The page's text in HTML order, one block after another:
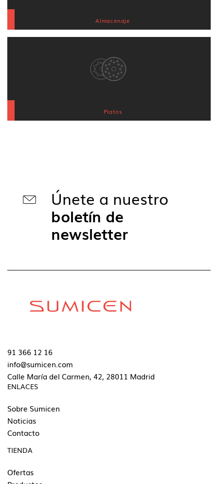
Almacenaje
Platos
Únete a nuestro
boletín de
newsletter
91 366 12 16
info@sumicen.com
Calle María del Carmen, 42, 28011 Madrid
ENLACES
Sobre Sumicen
Noticias
Contacto
TIENDA
Ofertas